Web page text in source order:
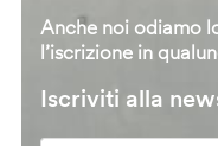
Anche noi odiamo
l’iscrizione in
Iscriviti alla